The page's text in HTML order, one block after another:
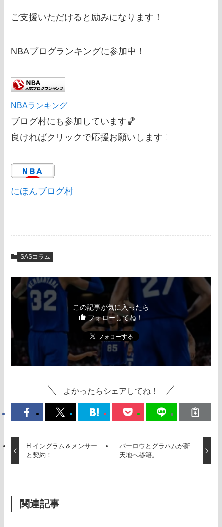
ご支援いただけると励みになります！
NBAブログランキングに参加中！
NBAランキング
ブログ村にも参加しています🏀
良ければクリックで応援お願いします！
にほんブログ村
SASコラム
この記事が気に入ったら
フォローしてね！
よかったらシェアしてね！
H.イングラム＆メンサー
と契約！
バーロウとグラハムが新
天地へ移籍。
関連記事